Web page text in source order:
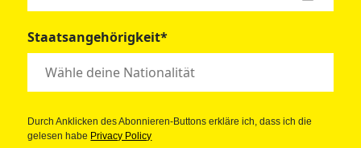
Staatsangehörigkeit*
Durch Anklicken des Abonnieren-Buttons erkläre ich, dass ich die
gelesen habe Privacy Policy